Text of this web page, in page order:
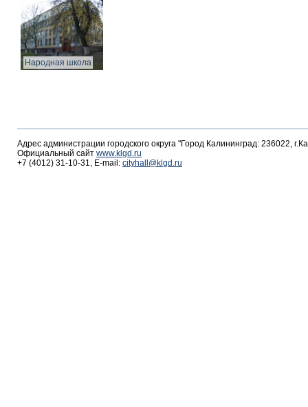
Народная школа
Адрес администрации городского округа "Город Калининград: 236022,
Официальный сайт www.klgd.ru
+7 (4012) 31-10-31, E-mail: cityhall@klgd.ru